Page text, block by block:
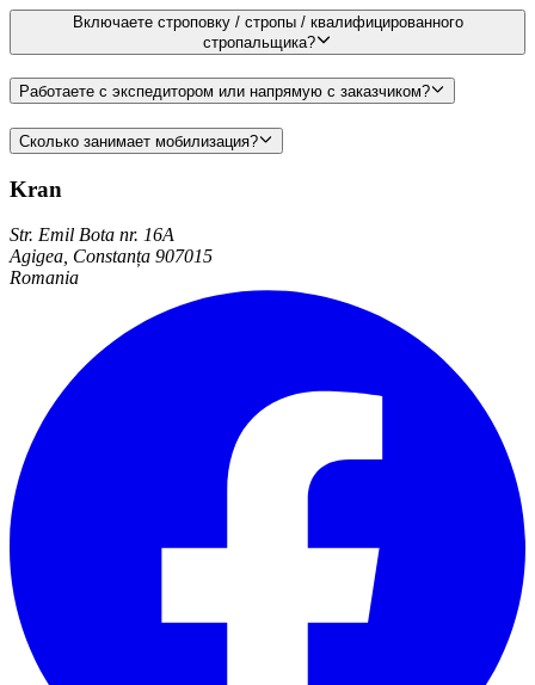
Включаете строповку / стропы / квалифицированного
стропальщика?
Работаете с экспедитором или напрямую с заказчиком?
Сколько занимает мобилизация?
Kran
Str. Emil Bota nr. 16A
Agigea, Constanța 907015
Romania